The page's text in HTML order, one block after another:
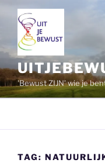
inhoud
'Bewust ZIJN' wie je
TAG: